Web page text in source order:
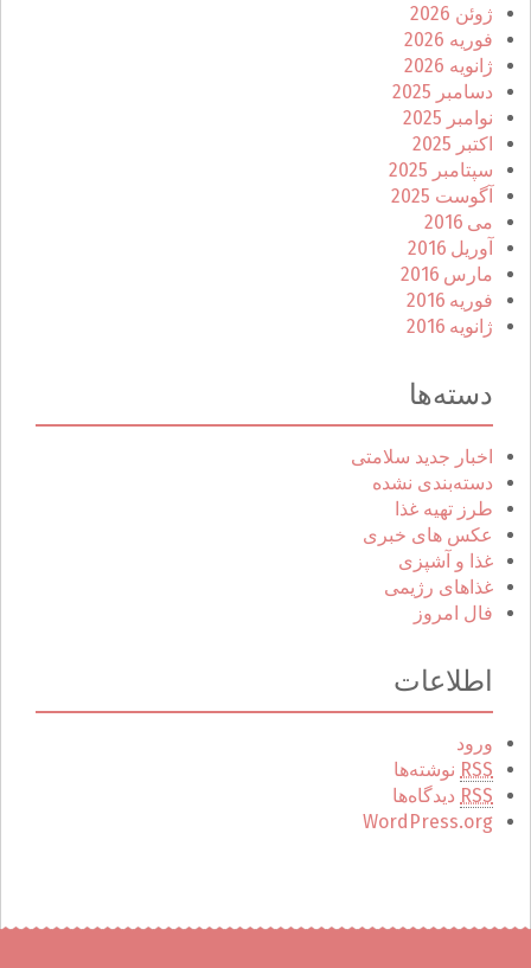
ژوئن 2026
فوریه 2026
ژانویه 2026
دسامبر 2025
نوامبر 2025
اکتبر 2025
سپتامبر 2025
آگوست 2025
می 2016
آوریل 2016
مارس 2016
فوریه 2016
ژانویه 2016
دسته‌ها
اخبار جدید سلامتی
دسته‌بندی نشده
طرز تهیه غذا
عکس های خبری
غذا و آشپزی
غذاهای رژیمی
فال امروز
اطلاعات
ورود
RSS نوشته‌ها
RSS دیدگاه‌ها
WordPress.org